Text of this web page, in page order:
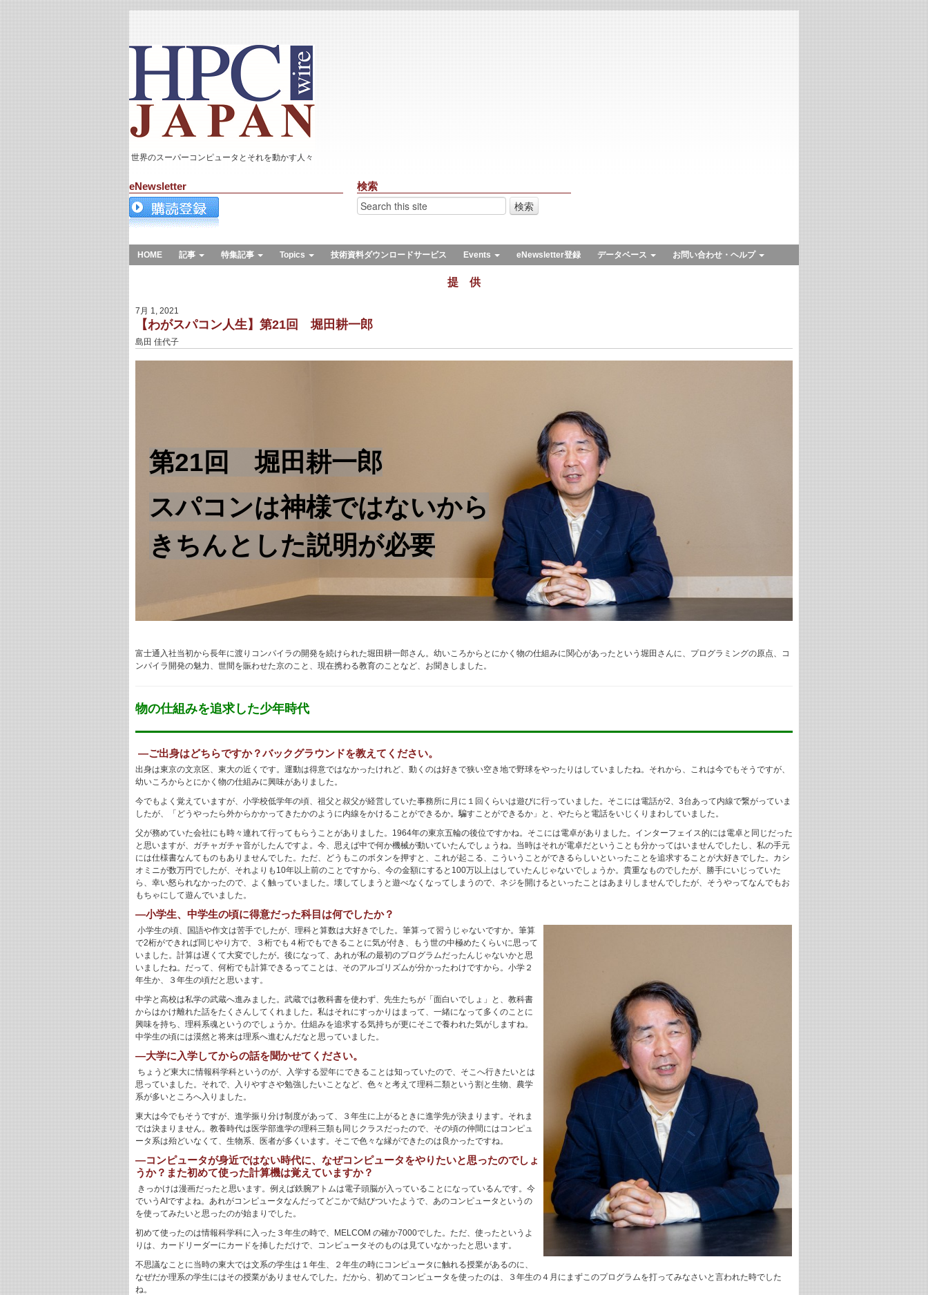
世界のスーパーコンピュータとそれを動かす人々
eNewsletter 検索
HOME 記事 特集記事 Topics 技術資料ダウンロードサービス Events eNewsletter登録 データベース お問い合わせ・ヘルプ
提 供
7月 1, 2021
【わがスパコン人生】第21回 堀田耕一郎
島田 佳代子
第21回 堀田耕一郎
スパコンは神様ではないから
きちんとした説明が必要
富士通入社当初から長年に渡りコンパイラの開発を続けられた堀田耕一郎さん。幼いころからとにかく物の仕組みに関心があったという堀田さんに、プログラミングの原点、コ
ンパイラ開発の魅力、世間を賑わせた京のこと、現在携わる教育のことなど、お聞きしました。
物の仕組みを追求した少年時代
―ご出身はどちらですか？バックグラウンドを教えてください。
出身は東京の文京区、東大の近くです。運動は得意ではなかったけれど、動くのは好きで狭い空き地で野球をやったりはしていましたね。それから、これは今でもそうですが、
幼いころからとにかく物の仕組みに興味がありました。
今でもよく覚えていますが、小学校低学年の頃、祖父と叔父が経営していた事務所に月に１回くらいは遊びに行っていました。そこには電話が2、3台あって内線で繋がっていま
したが、「どうやったら外からかかってきたかのように内線をかけることができるか。騙すことができるか」と、やたらと電話をいじくりまわしていました。
父が務めていた会社にも時々連れて行ってもらうことがありました。1964年の東京五輪の後位ですかね。そこには電卓がありました。インターフェイス的には電卓と同じだった
と思いますが、ガチャガチャ音がしたんですよ。今、思えば中で何か機械が動いていたんでしょうね。当時はそれが電卓だということも分かってはいませんでしたし、私の手元
には仕様書なんてものもありませんでした。ただ、どうもこのボタンを押すと、これが起こる、こういうことができるらしいといったことを追求することが大好きでした。カシ
オミニが数万円でしたが、それよりも10年以上前のことですから、今の金額にすると100万以上はしていたんじゃないでしょうか。貴重なものでしたが、勝手にいじっていた
ら、幸い怒られなかったので、よく触っていました。壊してしまうと遊べなくなってしまうので、ネジを開けるといったことはあまりしませんでしたが、そうやってなんでもお
もちゃにして遊んでいました。
―小学生、中学生の頃に得意だった科目は何でしたか？
小学生の頃、国語や作文は苦手でしたが、理科と算数は大好きでした。筆算って習うじゃないですか。筆算
で2桁ができれば同じやり方で、３桁でも４桁でもできることに気が付き、もう世の中極めたくらいに思って
いました。計算は遅くて大変でしたが。後になって、あれが私の最初のプログラムだったんじゃないかと思
いましたね。だって、何桁でも計算できるってことは、そのアルゴリズムが分かったわけですから。小学２
年生か、３年生の頃だと思います。
中学と高校は私学の武蔵へ進みました。武蔵では教科書を使わず、先生たちが「面白いでしょ」と、教科書
からはかけ離れた話をたくさんしてくれました。私はそれにすっかりはまって、一緒になって多くのことに
興味を持ち、理科系魂というのでしょうか。仕組みを追求する気持ちが更にそこで養われた気がしますね。
中学生の頃には漠然と将来は理系へ進むんだなと思っていました。
―大学に入学してからの話を聞かせてください。
ちょうど東大に情報科学科というのが、入学する翌年にできることは知っていたので、そこへ行きたいとは
思っていました。それで、入りやすさや勉強したいことなど、色々と考えて理科二類という割と生物、農学
系が多いところへ入りました。
東大は今でもそうですが、進学振り分け制度があって、３年生に上がるときに進学先が決まります。それま
では決まりません。教養時代は医学部進学の理科三類も同じクラスだったので、その頃の仲間にはコンピュ
ータ系は殆どいなくて、生物系、医者が多くいます。そこで色々な縁ができたのは良かったですね。
―コンピュータが身近ではない時代に、なぜコンピュータをやりたいと思ったのでしょ
うか？また初めて使った計算機は覚えていますか？
きっかけは漫画だったと思います。例えば鉄腕アトムは電子頭脳が入っていることになっているんです。今
でいうAIですよね。あれがコンピュータなんだってどこかで結びついたようで、あのコンピュータというの
を使ってみたいと思ったのが始まりでした。
初めて使ったのは情報科学科に入った３年生の時で、MELCOM の確か7000でした。ただ、使ったというよ
りは、カードリーダーにカードを挿しただけで、コンピュータそのものは見ていなかったと思います。
不思議なことに当時の東大では文系の学生は１年生、２年生の時にコンピュータに触れる授業があるのに、
なぜだか理系の学生にはその授業がありませんでした。だから、初めてコンピュータを使ったのは、３年生の４月にまずこのプログラムを打ってみなさいと言われた時でした
ね。